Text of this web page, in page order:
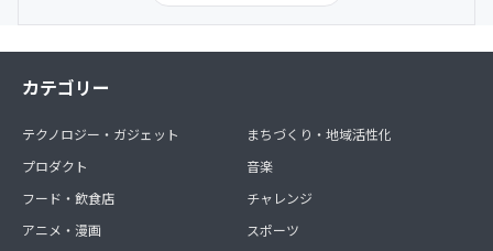
カテゴリー
テクノロジー・ガジェット
プロダクト
フード・飲食店
アニメ・漫画
まちづくり・地域活性化
音楽
チャレンジ
スポーツ